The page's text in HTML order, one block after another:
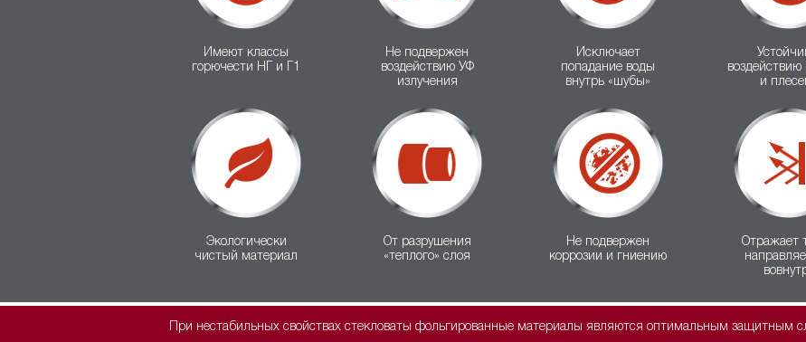
Имеют классы
горючести НГ и Г1
Не подвержен
воздействию УФ
излучения
Исключает
попадание воды
внутрь «шубы»
воздействию
и
Экологически
чистый материал
От разрушения
«теплого» слоя
Не подвержен
коррозии и гниению
Отражает
При нестабильных свойствах стекловаты фольгированные материалы являются оптимальным защитным